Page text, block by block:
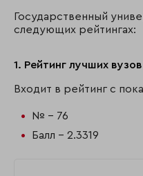
Государственный
следующих рейтингах:
1. Рейтинг лучших
Входит в рейтинг с
№ - 76
Балл - 2.3319